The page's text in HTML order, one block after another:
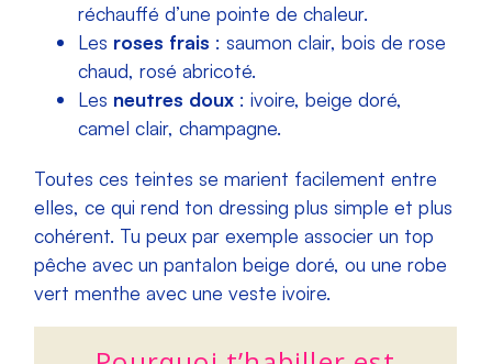
réchauffé d’une pointe de chaleur.
Les roses frais : saumon clair, bois de rose
chaud, rosé abricoté.
Les neutres doux : ivoire, beige doré,
camel clair, champagne.
Toutes ces teintes se marient facilement entre
elles, ce qui rend ton dressing plus simple et plus
cohérent. Tu peux par exemple associer un top
pêche avec un pantalon beige doré, ou une robe
vert menthe avec une veste ivoire.